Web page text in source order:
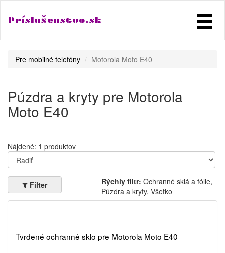
Príslušenstvo.sk
Pre mobilné telefóny Motorola Moto E40
Púzdra a kryty pre Motorola
Moto E40
Nájdené: 1 produktov
Filter Rýchly filtr: Ochranné sklá a fólie,
Púzdra a kryty, Všetko
Tvrdené ochranné sklo pre Motorola Moto E40